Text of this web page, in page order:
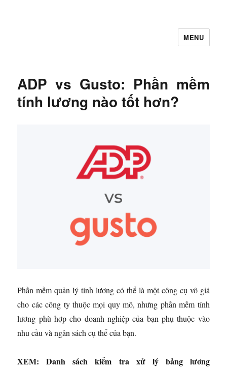
MENU
ADP vs Gusto: Phần mềm
tính lương nào tốt hơn?
Phần mềm quản lý tính lương có thể là một công cụ vô giá
cho các công ty thuộc mọi quy mô, nhưng phần mềm tính
lương phù hợp cho doanh nghiệp của bạn phụ thuộc vào
nhu cầu và ngân sách cụ thể của bạn.
XEM: Danh sách kiểm tra xử lý bảng lương